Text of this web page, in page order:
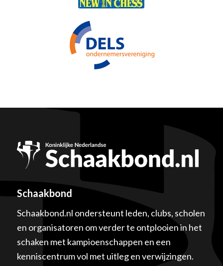
Schaakbond
Schaakbond.nl ondersteunt leden, clubs, scholen
en organisatoren om verder te ontplooien in het
schaken met kampioenschappen en een
kenniscentrum vol met uitleg en verwijzingen.